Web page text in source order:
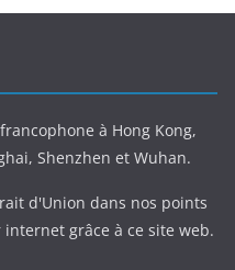
à Hong Kong,
Shenzhen et Wuhan.
d'Union dans nos points
grâce à ce site web.